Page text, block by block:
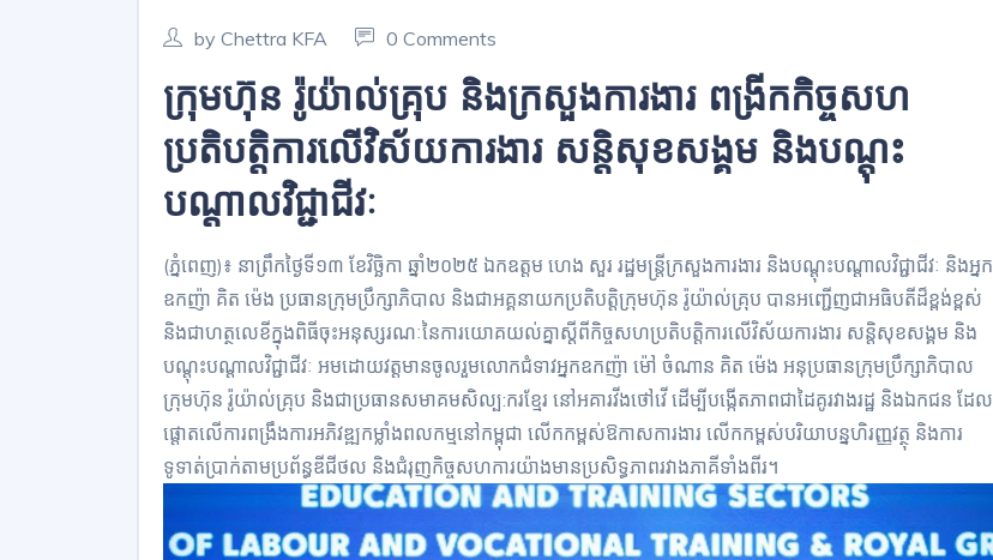
by Chettra KFA 0 Comments
ក្រុមហ៊ុន រ៉ូយ៉ាល់គ្រុប និងក្រសួងការងារ ពង្រីកកិច្ចសហ
ប្រតិបត្តិការលើវិស័យការងារ សន្តិសុខសង្គម និងបណ្តុះ
បណ្តាលវិជ្ជាជីវៈ
(ភ្នំពេញ)៖ នាព្រឹកថ្ងៃទី១៣ ខែវិច្ឆិកា ឆ្នាំ២០២៥ ឯកឧត្តម ហេង សួរ រដ្ឋមន្ត្រីក្រសួងការងារ និងបណ្ដុះបណ្ដាលវិជ្ជាជីវៈ និងអ្នក
ឧកញ៉ា គិត ម៉េង ប្រធានក្រុមប្រឹក្សាភិបាល និងជាអគ្គនាយកប្រតិបត្តិក្រុមហ៊ុន រ៉ូយ៉ាល់គ្រុប បានអញ្ជើញជាអធិបតីដ៏ខ្ពង់ខ្ពស់
និងជាហត្ថលេខីក្នុងពិធីចុះអនុស្សរណៈនៃការយោគយល់គ្នាស្តីពីកិច្ចសហប្រតិបត្តិការលើវិស័យការងារ សន្តិសុខសង្គម និង
បណ្តុះបណ្តាលវិជ្ជាជីវៈ អមដោយវត្តមានចូលរួមលោកជំទាវអ្នកឧកញ៉ា ម៉ៅ ចំណាន គិត ម៉េង អនុប្រធានក្រុមប្រឹក្សាភិបាល
ក្រុមហ៊ុន រ៉ូយ៉ាល់គ្រុប និងជាប្រធានសមាគមសិល្ប:ករខ្មែរ នៅអគារវីងថៅវើ ដើម្បីបង្កើតភាពជាដៃគូរវាងរដ្ឋ និងឯកជន ដែល
ផ្ដោតលើការពង្រឹងការអភិវឌ្ឍកម្លាំងពលកម្មនៅកម្ពុជា លើកកម្ពស់ឱកាសការងារ លើកកម្ពស់បរិយាបន្នហិរញ្ញវត្ថុ និងការ
ទូទាត់ប្រាក់តាមប្រព័ន្ធឌីជីថល និងជំរុញកិច្ចសហការយ៉ាងមានប្រសិទ្ធភាពរវាងភាគីទាំងពីរ។